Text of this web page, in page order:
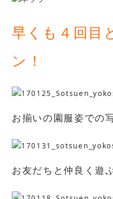
早くも４回目
ン！
お揃いの園服姿での
お友だちと仲良く遊